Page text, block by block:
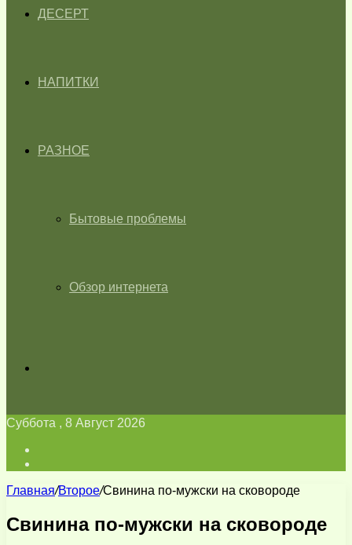
ДЕСЕРТ
НАПИТКИ
РАЗНОЕ
Бытовые проблемы
Обзор интернета
Суббота , 8 Август 2026
Главная/Второе/Свинина по-мужски на сковороде
Свинина по-мужски на сковороде